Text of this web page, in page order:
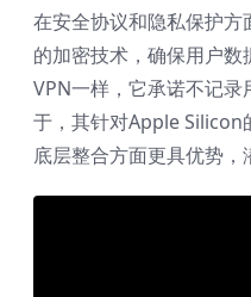
在安全协议和隐私保护
的加密技术，确保用户
VPN一样，它承诺不记
于，其针对Apple Silicon
底层整合方面更具优势，